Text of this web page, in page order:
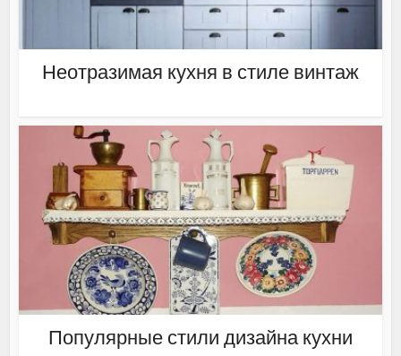
Неотразимая кухня в стиле винтаж
Популярные стили дизайна кухни